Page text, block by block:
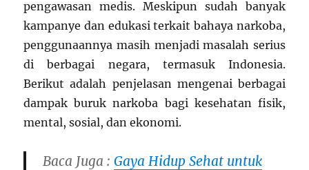
pengawasan medis. Meskipun sudah banyak
kampanye dan edukasi terkait bahaya narkoba,
penggunaannya masih menjadi masalah serius
di berbagai negara, termasuk Indonesia.
Berikut adalah penjelasan mengenai berbagai
dampak buruk narkoba bagi kesehatan fisik,
mental, sosial, dan ekonomi.
Baca Juga :Gaya Hidup Sehat untuk